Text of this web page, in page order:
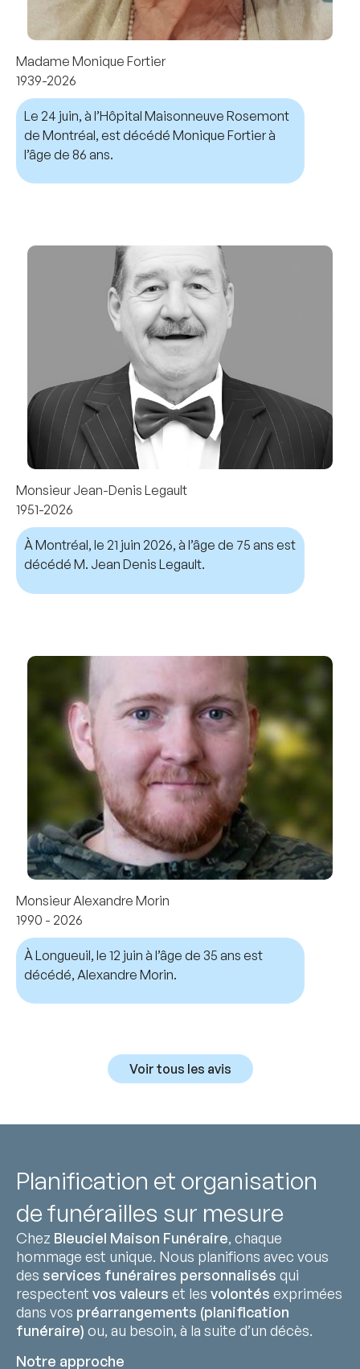
Madame Monique Fortier
1939-2026
Le 24 juin, à l’Hôpital Maisonneuve Rosemont
de Montréal, est décédé Monique Fortier à
l’âge de 86 ans.
Monsieur Jean-Denis Legault
1951-2026
À Montréal, le 21 juin 2026, à l’âge de 75 ans est
décédé M. Jean Denis Legault.
Monsieur Alexandre Morin
1990 - 2026
À Longueuil, le 12 juin à l’âge de 35 ans est
décédé, Alexandre Morin.
Voir tous les avis
Planification et organisation
de funérailles sur mesure
Chez Bleuciel Maison Funéraire, chaque
hommage est unique. Nous planifions avec vous
des services funéraires personnalisés qui
respectent vos valeurs et les volontés exprimées
dans vos préarrangements (planification
funéraire) ou, au besoin, à la suite d’un décès.
Notre approche